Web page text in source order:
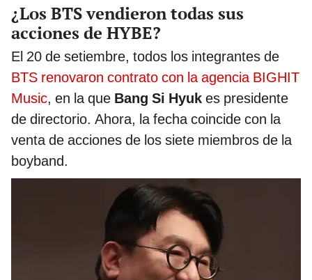
¿Los BTS vendieron todas sus
acciones de HYBE?
El 20 de setiembre, todos los integrantes de
BTS renovaron contrato con la agencia BIGHIT
Music, en la que Bang Si Hyuk es presidente
de directorio. Ahora, la fecha coincide con la
venta de acciones de los siete miembros de la
boyband.